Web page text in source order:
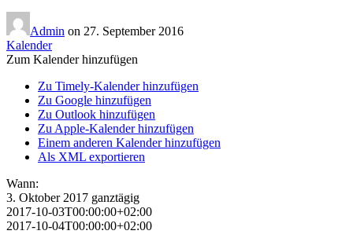
Admin on 27. September 2016
Kalender
Zum Kalender hinzufügen
Zu Timely-Kalender hinzufügen
Zu Google hinzufügen
Zu Outlook hinzufügen
Zu Apple-Kalender hinzufügen
Einem anderen Kalender hinzufügen
Als XML exportieren
Wann:
3. Oktober 2017 ganztägig
2017-10-03T00:00:00+02:00
2017-10-04T00:00:00+02:00